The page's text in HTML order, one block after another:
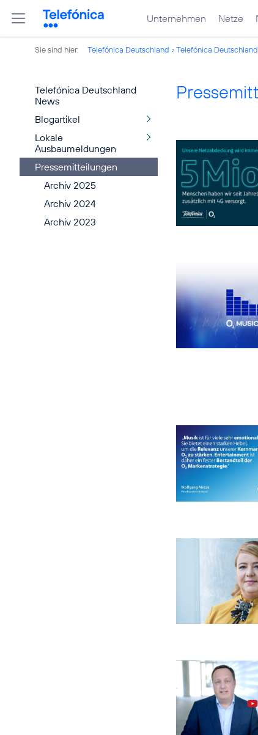
Unternehmen Netze
Sie sind hier: Telefónica Deutschland Telefónica
Telefónica Deutschland
News
Blogartikel
Lokale
Ausbaumeldungen
Pressemitteilungen
Archiv 2025
Archiv 2024
Archiv 2023